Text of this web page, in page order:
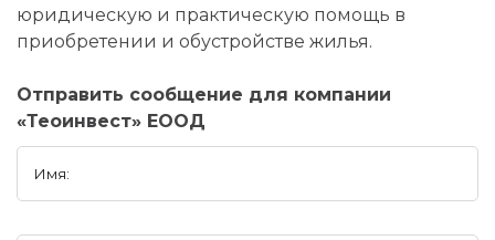
юридическую и практическую помощь в
приобретении и обустройстве жилья.
Отправить сообщение для компании
«Теоинвест» ЕООД
Имя: